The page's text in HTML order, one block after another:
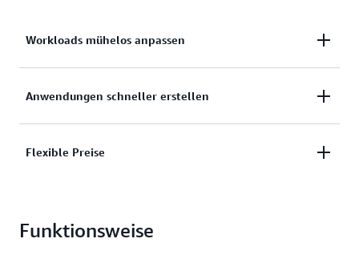
Workloads mühelos anpassen
Nutzen Sie die produktionsbereite OpenShift-
Anwendungen schneller erstellen
Erstellen Sie Anwendungen schneller mit Self-
Flexible Preise
einem stündlichen oder jährlichen
Funktionsweise